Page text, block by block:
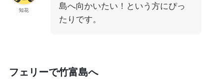
知花
島へ向かいたい！という方にぴっ
たりです。
フェリーで竹富島へ